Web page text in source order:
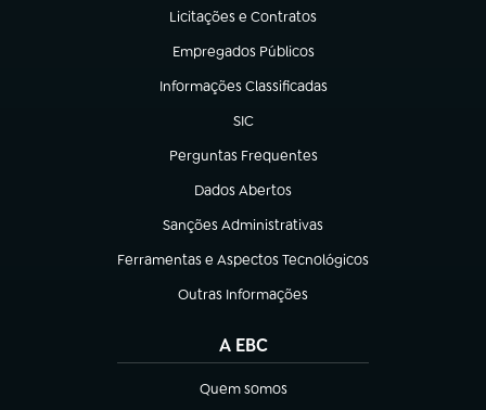
Licitações e Contratos
(abre em nova aba)
Empregados Públicos
(abre em nova aba)
Informações Classificadas
(abre em nova aba)
SIC
(abre em nova aba)
Perguntas Frequentes
(abre em nova aba)
Dados Abertos
(abre em nova aba)
Sanções Administrativas
(abre em nova aba)
Ferramentas e Aspectos Tecnológicos
(abre em nova aba)
Outras Informações
(abre em nova aba)
A EBC
Quem somos
(abre em nova aba)